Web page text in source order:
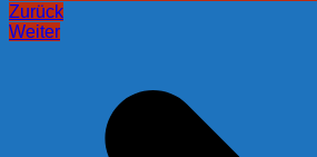
Zurück
Weiter